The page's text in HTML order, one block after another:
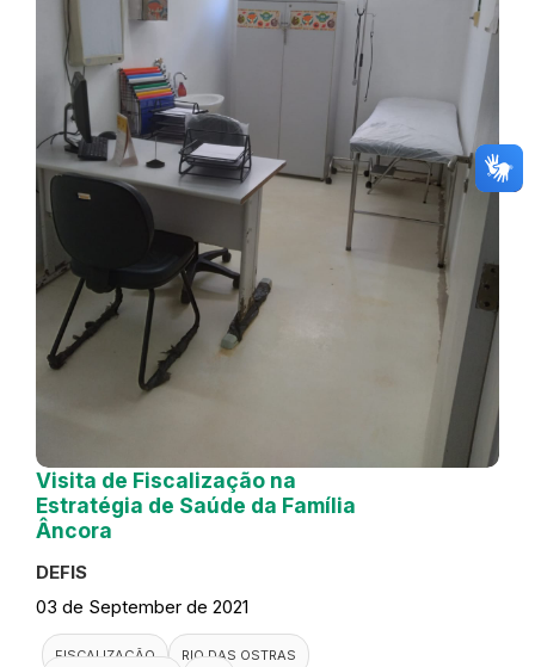
Visita de Fiscalização na
Estratégia de Saúde da Família
Âncora
DEFIS
03 de September de 2021
FISCALIZAÇÃO
RIO DAS OSTRAS